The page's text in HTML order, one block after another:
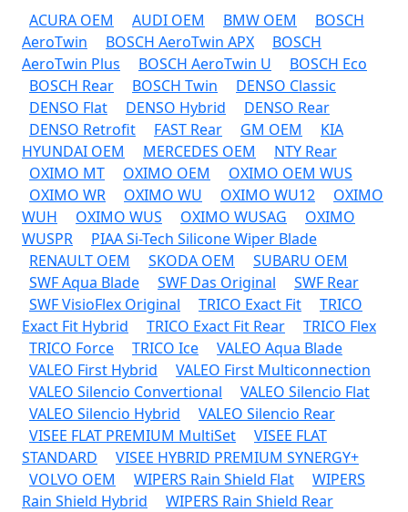
ACURA OEM AUDI OEM BMW OEM
BOSCH
AeroTwin
BOSCH AeroTwin APX
BOSCH
AeroTwin Plus
BOSCH AeroTwin U
BOSCH Eco
BOSCH Rear
BOSCH Twin
DENSO Classic
DENSO Flat
DENSO Hybrid
DENSO Rear
DENSO Retrofit
FAST Rear GM OEM
KIA
HYUNDAI OEM
MERCEDES OEM
NTY Rear
OXIMO MT
OXIMO OEM
OXIMO OEM WUS
OXIMO WR
OXIMO WU OXIMO WU12
OXIMO
WUH
OXIMO WUS OXIMO WUSAG
OXIMO
WUSPR
PIAA Si-Tech Silicone Wiper Blade
RENAULT OEM
SKODA OEM
SUBARU OEM
SWF Aqua Blade
SWF Das Original
SWF Rear
SWF VisioFlex Original
TRICO Exact Fit
TRICO
Exact Fit Hybrid
TRICO Exact Fit Rear
TRICO Flex
TRICO Force
TRICO Ice
VALEO Aqua Blade
VALEO First Hybrid
VALEO First Multiconnection
VALEO Silencio Convertional
VALEO Silencio Flat
VALEO Silencio Hybrid
VALEO Silencio Rear
VISEE FLAT PREMIUM MultiSet
VISEE FLAT
STANDARD
VISEE HYBRID PREMIUM SYNERGY+
VOLVO OEM
WIPERS Rain Shield Flat
WIPERS
Rain Shield Hybrid
WIPERS Rain Shield Rear